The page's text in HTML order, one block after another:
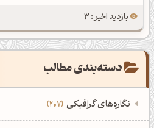
بازدید اخیر : 3
دسته‌بندی مطالب
نگاره‌های گرافیکی 207